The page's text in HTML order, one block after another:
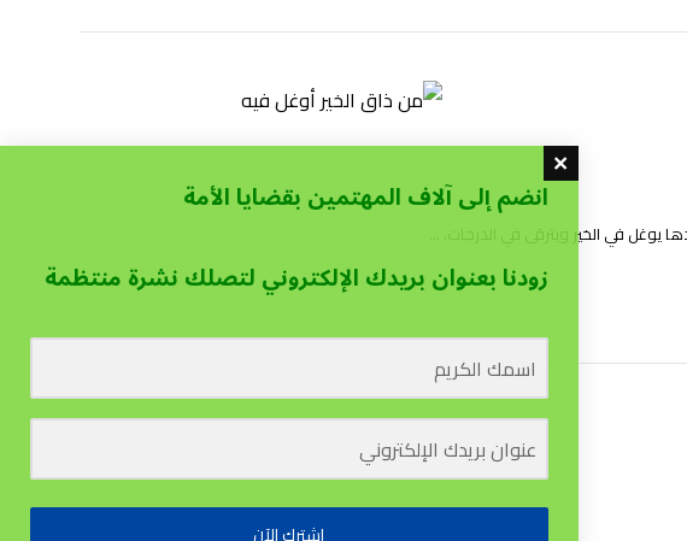
يوغل في الخير ويترقى في الدرجات. ...
انضم إلى آلاف المهتمين بقضايا الأمة
زودنا بعنوان بريدك الإلكتروني لتصلك نشرة منتظمة